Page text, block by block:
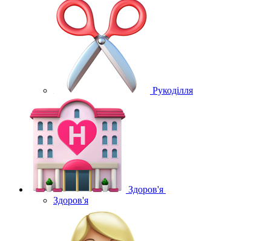
Рукоділля
Здоров'я
Здоров'я